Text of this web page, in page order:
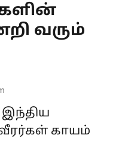
வரும்
காயம்